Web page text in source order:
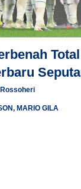
Rossoheri
,MARIO GILA